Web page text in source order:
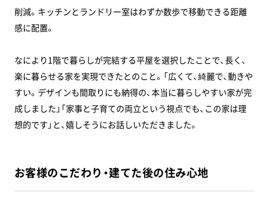
削減。キッチンとランドリー室はわずか数歩で移動できる距離
感に配置。
なにより1階で暮らしが完結する平屋を選択したことで、長く、
楽に暮らせる家を実現できたとのこと。「広くて、綺麗で、動きや
すい。デザインも間取りにも納得の、本当に暮らしやすい家が完
成しました」「家事と子育ての両立という視点でも、この家は理
想的です」と、嬉しそうにお話しいただきました。
お客様のこだわり・建てた後の住み心地